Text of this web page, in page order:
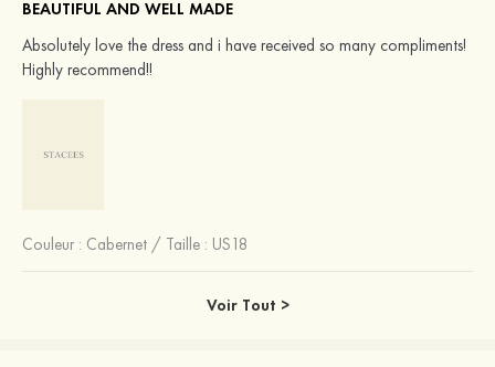
BEAUTIFUL AND WELL MADE
Absolutely love the dress and i have received so many compliments!
Highly recommend!!
Couleur : Cabernet / Taille : US18
Voir Tout >